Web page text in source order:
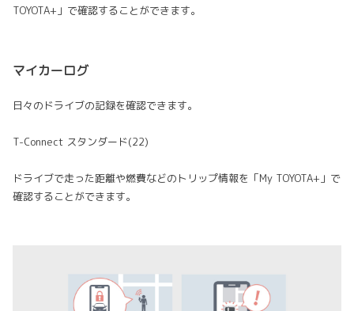
TOYOTA+」で確認することができます。
マイカーログ
日々のドライブの記録を確認できます。
T-Connect スタンダード(22)
ドライブで走った距離や燃費などのトリップ情報を「My TOYOTA+」で
確認することができます。